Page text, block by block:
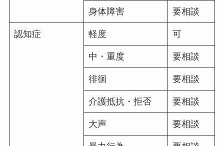
身体障害 要相談
認知症 軽度 可
中・重度 要相談
徘徊 要相談
介護抵抗・拒否 要相談
大声 要相談